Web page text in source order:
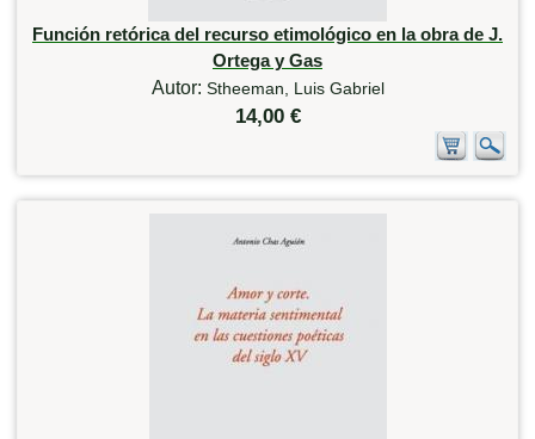
Función retórica del recurso etimológico en la obra de J.
Ortega y Gas
Autor: Stheeman, Luis Gabriel
14,00 €